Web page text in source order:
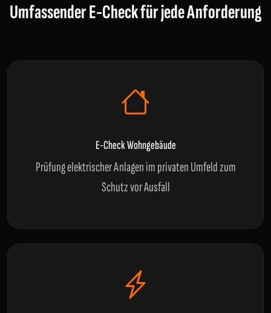
Umfassender E-Check für jede Anforderung
E-Check Wohngebäude
Prüfung elektrischer Anlagen im privaten Umfeld zum
Schutz vor Ausfall